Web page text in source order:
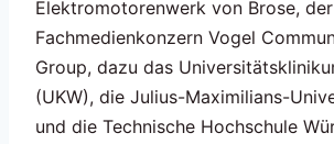
Elektromotorenwerk von Brose, der
Fachmedienkonzern Vogel
Group, dazu das
(UKW), die Julius-Maximilians-
und die Technische Hochschule